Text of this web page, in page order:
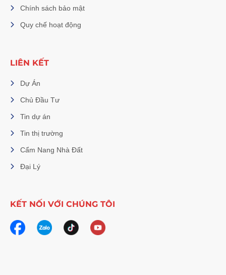
Chính sách bảo mật
Quy chế hoạt động
LIÊN KẾT
Dự Án
Chủ Đầu Tư
Tin dự án
Tin thị trường
Cẩm Nang Nhà Đất
Đại Lý
KẾT NỐI VỚI CHÚNG TÔI